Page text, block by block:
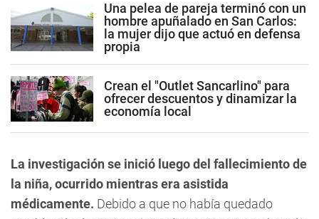
Una pelea de pareja terminó con un
hombre apuñalado en San Carlos:
la mujer dijo que actuó en defensa
propia
Crean el "Outlet Sancarlino" para
ofrecer descuentos y dinamizar la
economía local
La investigación se inició luego del fallecimiento de
la niña, ocurrido mientras era asistida
médicamente. Debido a que no había quedado